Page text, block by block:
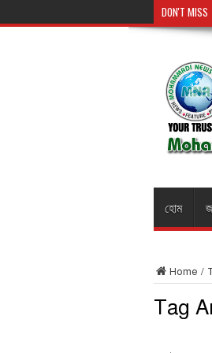
DON'T MISS
হোম
Home /
Tag